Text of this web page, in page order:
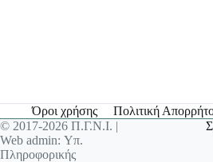
Όροι χρήσης Πολιτική
© 2017-2026 Π.Γ.Ν.Ι. |
Web admin: Υπ.
Πληροφορικής